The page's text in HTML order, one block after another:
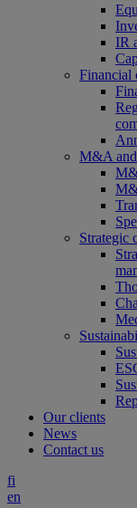
IR
Financial
M&A
Strategic
Our clients
News
Contact us
fi
en